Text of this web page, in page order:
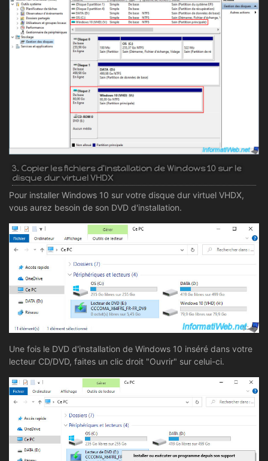
3. Copier les fichiers d'installation de Windows 10 sur le
disque dur virtuel VHDX
Pour installer Windows 10 sur votre disque dur virtuel VHDX,
vous aurez besoin de son DVD d'installation.
Une fois le DVD d'installation de Windows 10 inséré dans votre
lecteur CD/DVD, faites un clic droit "Ouvrir" sur celui-ci.